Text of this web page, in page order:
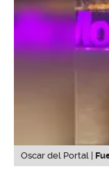
Oscar del Portal |